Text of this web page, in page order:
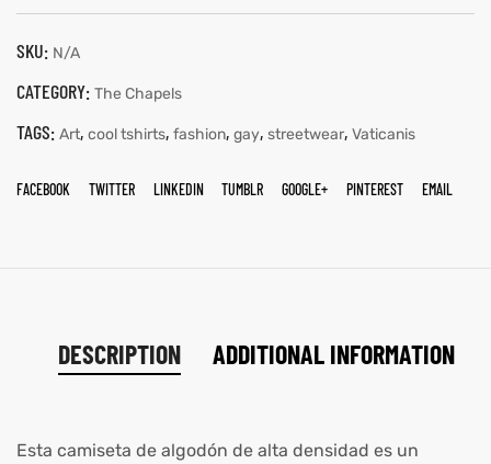
SKU: N/A
CATEGORY: The Chapels
TAGS: Art, cool tshirts, fashion, gay, streetwear, Vaticanis
FACEBOOK TWITTER LINKEDIN TUMBLR GOOGLE+ PINTEREST EMAIL
DESCRIPTION ADDITIONAL INFORMATION
Esta camiseta de algodón de alta densidad es un